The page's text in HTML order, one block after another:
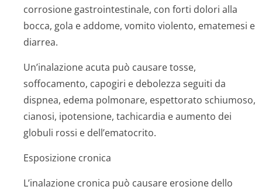
corrosione gastrointestinale, con forti dolori alla
bocca, gola e addome, vomito violento, ematemesi e
diarrea.
Un’inalazione acuta può causare tosse,
soffocamento, capogiri e debolezza seguiti da
dispnea, edema polmonare, espettorato schiumoso,
cianosi, ipotensione, tachicardia e aumento dei
globuli rossi e dell’ematocrito.
Esposizione cronica
L’inalazione cronica può causare erosione dello